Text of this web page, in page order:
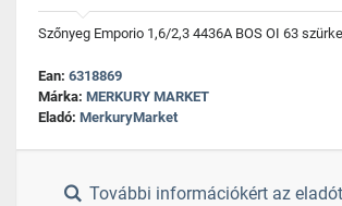
Szőnyeg Emporio 1,6/2,3 4436A BOS OI 63 szürke
Ean: 6318869
Márka: MERKURY MARKET
Eladó: MerkuryMarket
További információkért az